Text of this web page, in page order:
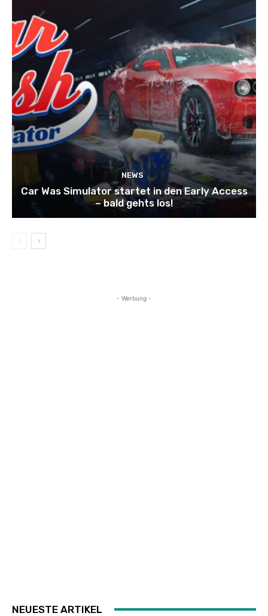
NEWS
Car Was Simulator startet in den Early Access
– bald gehts los!
- Werbung -
NEUESTE ARTIKEL